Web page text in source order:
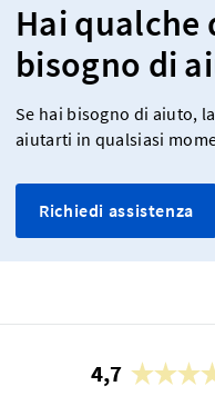
Hai qualche
bisogno di
Se hai bisogno di aiuto,
aiutarti in qualsiasi
Richiedi assistenza
4,7